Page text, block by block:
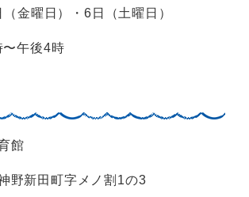
金曜日）・6日（土曜日）
〜午後4時
館
野新田町字メノ割1の3